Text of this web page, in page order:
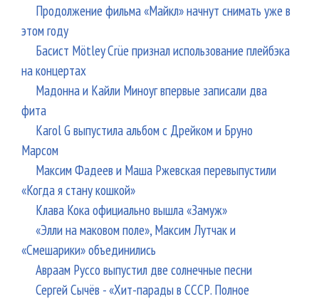
Продолжение фильма «Майкл» начнут снимать уже в
этом году
Басист Mötley Crüe признал использование плейбэка
на концертах
Мадонна и Кайли Миноуг впервые записали два
фита
Karol G выпустила альбом с Дрейком и Бруно
Марсом
Максим Фадеев и Маша Ржевская перевыпустили
«Когда я стану кошкой»
Клава Кока официально вышла «Замуж»
«Элли на маковом поле», Максим Лутчак и
«Смешарики» объединились
Авраам Руссо выпустил две солнечные песни
Сергей Сычёв - «Хит-парады в СССР. Полное